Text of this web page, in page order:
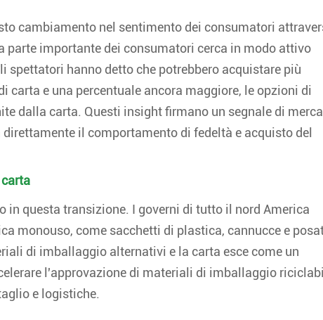
cambiamento nel sentimento dei consumatori
parte importante dei consumatori cerca in modo attivo
hanno detto che potrebbero acquistare più
e una percentuale ancora maggiore, le opzioni di
dalla carta. Questi insight firmano un segnale di
il comportamento di fedeltà e acquisto del
in questa transizione. I governi di tutto il nord America
monouso, come sacchetti di plastica, cannucce e
di imballaggio alternativi e la carta esce come un
l'approvazione di materiali di imballaggio
e logistiche.